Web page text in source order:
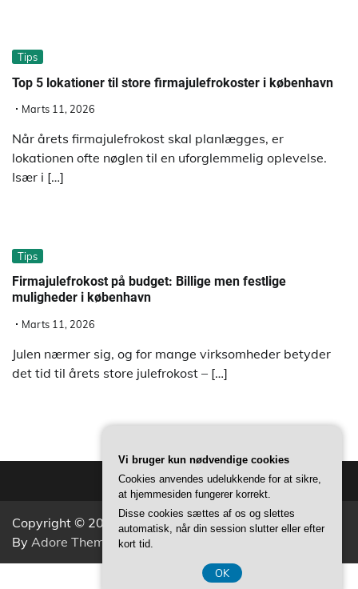
Tips
Top 5 lokationer til store firmajulefrokoster i københavn
Marts 11, 2026
Når årets firmajulefrokost skal planlægges, er
lokationen ofte nøglen til en uforglemmelig oplevelse.
Især i […]
Tips
Firmajulefrokost på budget: Billige men festlige
muligheder i københavn
Marts 11, 2026
Julen nærmer sig, og for mange virksomheder betyder
det tid til årets store julefrokost – […]
Copyright © 2026Aktivitets NytTheme: Popular News
By Adore Themes .
CVR 37407739
Vi bruger kun nødvendige cookies
Cookies anvendes udelukkende for at sikre,
at hjemmesiden fungerer korrekt.
Disse cookies sættes af os og slettes
automatisk, når din session slutter eller efter
kort tid.
OK